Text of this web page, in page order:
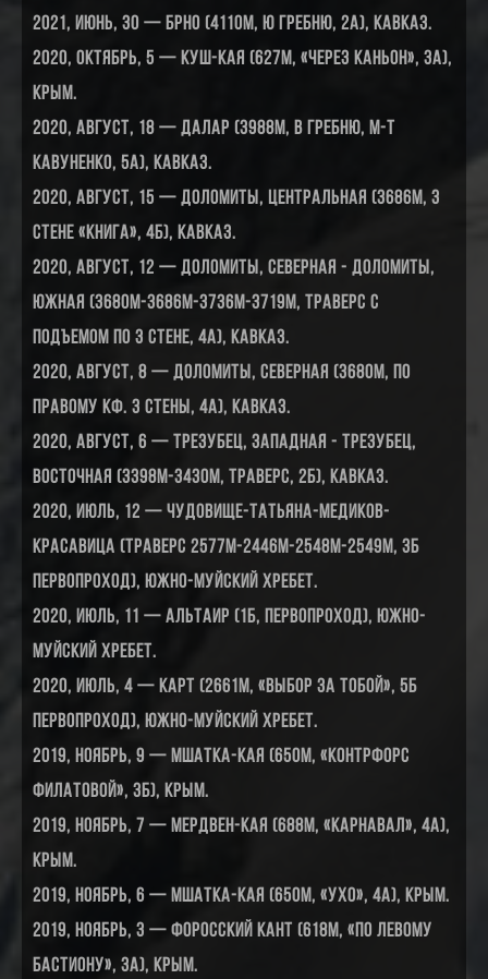
2021, июнь, 30 — БРНО (4110м, Ю гребню, 2А), Кавказ.
2020, октябрь, 5 — Куш-Кая (627м, «Через каньон», 3А),
Крым.
2020, август, 18 — Далар (3988м, В гребню, м-т
Кавуненко, 5А), Кавказ.
2020, август, 15 — Доломиты, Центральная (3686м, 3
стене «Книга», 4Б), Кавказ.
2020, август, 12 — Доломиты, Северная - Доломиты,
Южная (3680м-3686м-3736м-3719м, траверс с
подъемом по З стене, 4А), Кавказ.
2020, август, 8 — Доломиты, Северная (3680м, по
правому кф. 3 стены, 4А), Кавказ.
2020, август, 6 — Трезубец, Западная - Трезубец,
Восточная (3398м-3430м, траверс, 2Б), Кавказ.
2020, июль, 12 — Чудовище-Татьяна-МЕДИКОВ-
Красавица (траверс 2577м-2446м-2548м-2549м, 3Б
первопроход), Южно-Муйский хребет.
2020, июль, 11 — Альтаир (1Б, первопроход), Южно-
Муйский хребет.
2020, июль, 4 — Карт (2661м, «Выбор за тобой», 5Б
первопроход), Южно-Муйский хребет.
2019, ноябрь, 9 — Мшатка-Кая (650м, «Контрфорс
Филатовой», 3Б), Крым.
2019, ноябрь, 7 — Мердвен-Кая (688м, «Карнавал», 4А),
Крым.
2019, ноябрь, 6 — Мшатка-Кая (650м, «Ухо», 4А), Крым.
2019, ноябрь, 3 — Форосский Кант (618м, «По левому
бастиону», 3А), Крым.